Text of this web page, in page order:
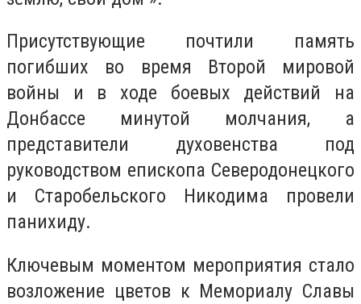
Присутствующие почтили память
погибших во время Второй мировой
войны и в ходе боевых действий на
Донбассе минутой молчания, а
представители духовенства под
руководством епископа Северодонецкого
и Старобельского Никодима провели
панихиду.
Ключевым моментом мероприятия стало
возложение цветов к Мемориалу Славы